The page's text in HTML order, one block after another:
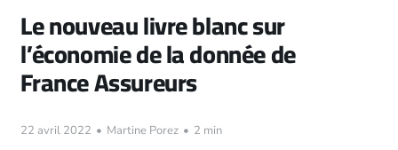
Le nouveau livre blanc sur
l’économie de la donnée de
France Assureurs
22 avril 2022 • Martine Porez • 2 min